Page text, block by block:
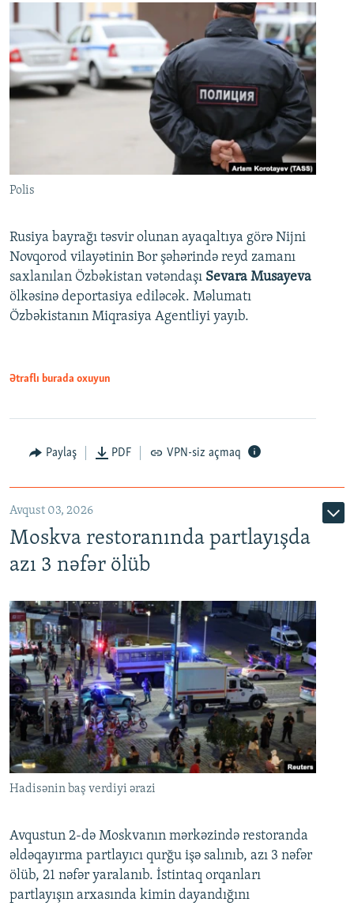
Polis
Rusiya bayrağı təsvir olunan ayaqaltıya görə Nijni
Novqorod vilayətinin Bor şəhərində reyd zamanı
saxlanılan Özbəkistan vətəndaşı Sevara Musayeva
ölkəsinə deportasiya ediləcək. Məlumatı
Özbəkistanın Miqrasiya Agentliyi yayıb.
Ətraflı burada oxuyun
Paylaş PDF VPN-siz açmaq
Avqust 03, 2026
Moskva restoranında partlayışda
azı 3 nəfər ölüb
Hadisənin baş verdiyi ərazi
Avqustun 2-də Moskvanın mərkəzində restoranda
əldəqayırma partlayıcı qurğu işə salınıb, azı 3 nəfər
ölüb, 21 nəfər yaralanıb. İstintaq orqanları
partlayışın arxasında kimin dayandığını